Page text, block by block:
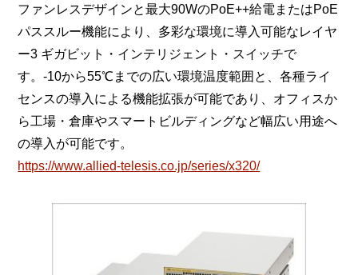
ファンレスデザインと最大90WのPoE++給電またはPoE
パススルー機能により、多彩な環境に導入可能なレイヤ
ー3 ギガビット・インテリジェント・スイッチで
す。-10から55℃までの広い環境温度範囲と、各種ライ
センスの導入による機能拡張が可能であり、オフィスか
ら工場・倉庫やスマートビルディングなど幅広い用途へ
の導入が可能です。
https://www.allied-telesis.co.jp/series/x320/